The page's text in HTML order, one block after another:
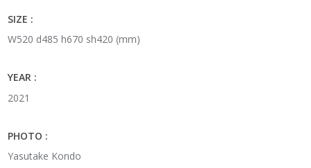
SIZE :
W520 d485 h670 sh420 (mm)
YEAR :
2021
PHOTO :
Yasutake Kondo